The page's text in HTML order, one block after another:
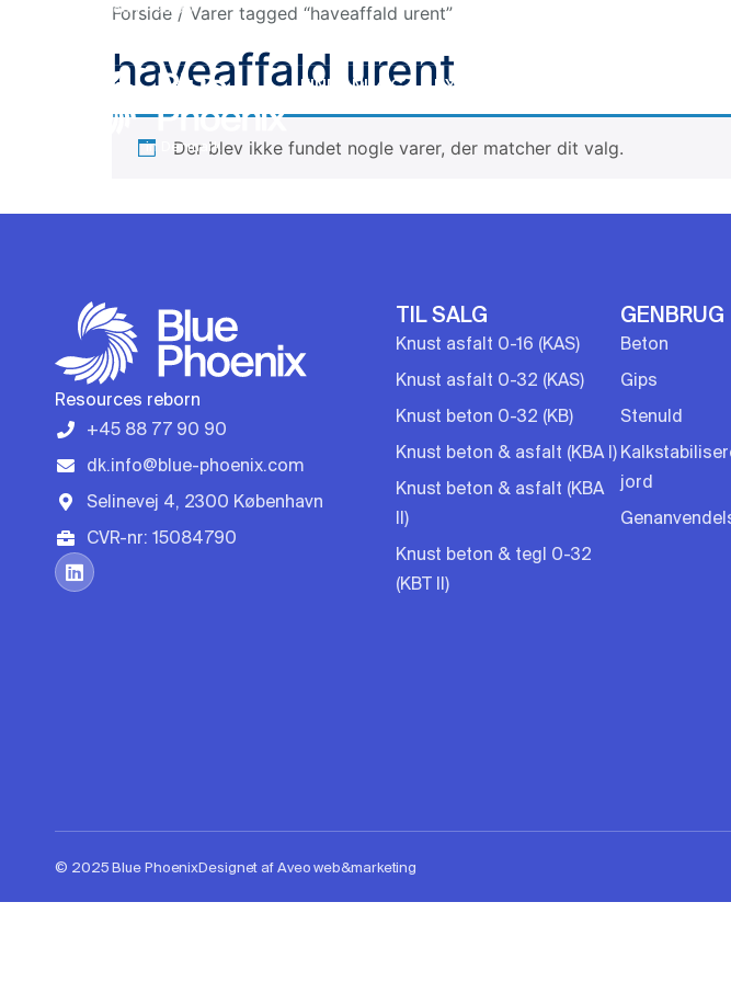
+45 88 77 90 90
in Denmark
FIND ANLÆG BYGGEAFFALD
Forside / Varer tagged “haveaffald urent”
haveaffald urent
Der blev ikke fundet nogle varer, der matcher dit valg.
Resources reborn
+45 88 77 90 90
dk.info@blue-phoenix.com
Selinevej 4, 2300 København
CVR-nr: 15084790
TIL SALG
Knust asfalt 0-16 (KAS)
Knust asfalt 0-32 (KAS)
Knust beton 0-32 (KB)
Knust beton & asfalt (KBA I)
Knust beton & asfalt (KBA
II)
Knust beton & tegl 0-32
(KBT II)
GENBRUG
Beton
Gips
Stenuld
jord
© 2025 Blue PhoenixDesignet af Aveo web&marketing